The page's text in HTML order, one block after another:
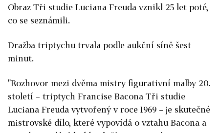
Obraz Tři studie Luciana Freuda vznikl 25 let poté,
co se seznámili.
Dražba triptychu trvala podle aukční síně šest
minut.
"Rozhovor mezi dvěma mistry figurativní malby 20.
století – triptych Francise Bacona Tři studie
Luciana Freuda vytvořený v roce 1969 – je skutečné
mistrovské dílo, které vypovídá o vztahu Bacona a